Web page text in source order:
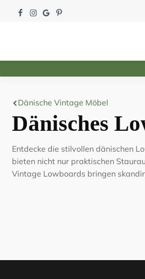
Dänische Vintage Möbel
Dänisches
Entdecke die stilvollen dänischen
bieten nicht nur praktischen
Vintage Lowboards bringen